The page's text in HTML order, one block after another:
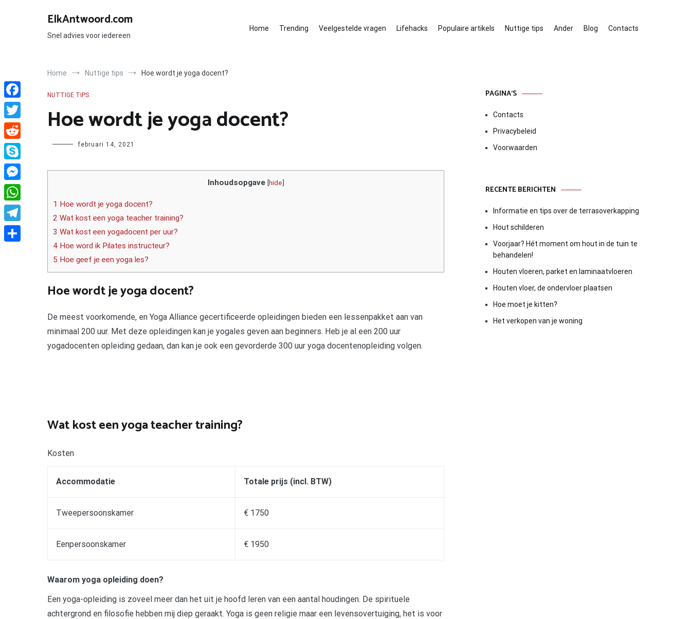
ElkAntwoord.com
Snel advies voor iedereen
Home Trending Veelgestelde vragen Lifehacks Populaire artikels Nuttige tips Ander Blog Contacts
Home Nuttige tips Hoe wordt je yoga docent?
NUTTIGE TIPS
Hoe wordt je yoga docent?
Author februari 14, 2021
Inhoudsopgave [hide]
1 Hoe wordt je yoga docent?
2 Wat kost een yoga teacher training?
3 Wat kost een yogadocent per uur?
4 Hoe word ik Pilates instructeur?
5 Hoe geef je een yoga les?
Hoe wordt je yoga docent?
De meest voorkomende, en Yoga Alliance gecertificeerde opleidingen bieden een lessenpakket aan van
minimaal 200 uur. Met deze opleidingen kan je yogales geven aan beginners. Heb je al een 200 uur
yogadocenten opleiding gedaan, dan kan je ook een gevorderde 300 uur yoga docentenopleiding volgen.
Wat kost een yoga teacher training?
Kosten
Accommodatie Totale prijs (incl. BTW)
Tweepersoonskamer € 1750
Eenpersoonskamer € 1950
Waarom yoga opleiding doen?
Een yoga-opleiding is zoveel meer dan het uit je hoofd leren van een aantal houdingen. De spirituele
achtergrond en filosofie hebben mij diep geraakt. Yoga is geen religie maar een levensovertuiging, het is voor
PAGINA’S
Contacts
Privacybeleid
Voorwaarden
RECENTE BERICHTEN
Informatie en tips over de terrasoverkapping
Hout schilderen
Voorjaar? Hét moment om hout in de tuin te
behandelen!
Houten vloeren, parket en laminaatvloeren
Houten vloer, de ondervloer plaatsen
Hoe moet je kitten?
Het verkopen van je woning
Facebook
Twitter
Reddit
Skype
Messenger
WhatsApp
Telegram